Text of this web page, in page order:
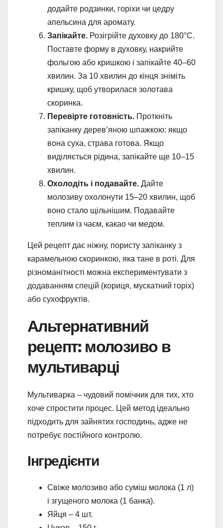
додайте родзинки, горіхи чи цедру
апельсина для аромату.
Запікайте. Розігрійте духовку до 180°C.
Поставте форму в духовку, накрийте
фольгою або кришкою і запікайте 40–60
хвилин. За 10 хвилин до кінця зніміть
кришку, щоб утворилася золотава
скоринка.
Перевірте готовність. Проткніть
запіканку дерев’яною шпажкою: якщо
вона суха, страва готова. Якщо
виділяється рідина, запікайте ще 10–15
хвилин.
Охолодіть і подавайте. Дайте
молозиву охолонути 15–20 хвилин, щоб
воно стало щільнішим. Подавайте
теплим із чаєм, какао чи медом.
Цей рецепт дає ніжну, пористу запіканку з
карамельною скоринкою, яка тане в роті. Для
різноманітності можна експериментувати з
додаванням спецій (кориця, мускатний горіх)
або сухофруктів.
Альтернативний
рецепт: молозиво в
мультиварці
Мультиварка – чудовий помічник для тих, хто
хоче спростити процес. Цей метод ідеально
підходить для зайнятих господинь, адже не
потребує постійного контролю.
Інгредієнти
Свіже молозиво або суміш молока (1 л)
і згущеного молока (1 банка).
Яйця – 4 шт.